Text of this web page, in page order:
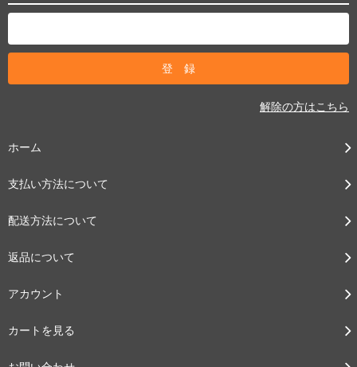
解除の方はこちら
ホーム
支払い方法について
配送方法について
返品について
アカウント
カートを見る